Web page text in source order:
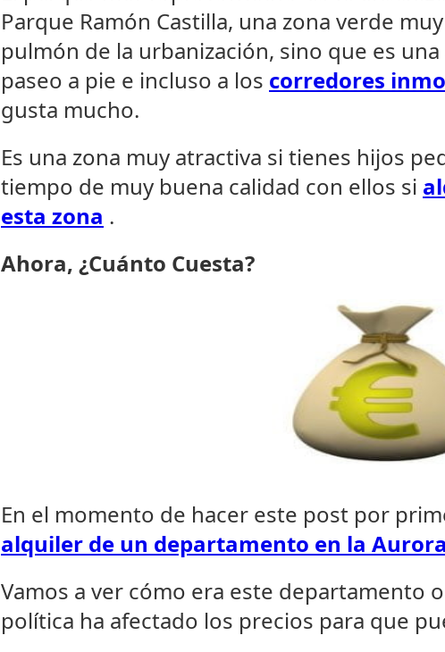
Parque Ramón Castilla, una zona verde
pulmón de la urbanización, sino que es
paseo a pie e incluso a los corredores
gusta mucho.
Es una zona muy atractiva si tienes hijos
tiempo de muy buena calidad con ellos si
esta zona .
Ahora, ¿Cuánto Cuesta?
En el momento de hacer este post por
alquiler de un departamento en la Aurora
Vamos a ver cómo era este departamento
política ha afectado los precios para que